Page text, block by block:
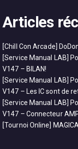
Articles
[Chill Con Arcade]
[Service Manual LAB]
V147 – BILAN!
[Service Manual LAB]
V147 – Les IC sont de
[Service Manual LAB]
V147 – Connecteur
[Tournoi Online]